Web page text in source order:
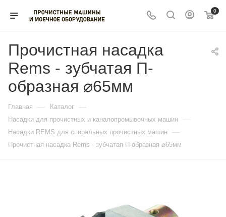
0
Прочистная насадка
Rems - зубчатая П-
образная ⌀65мм
Главная — Каталог —
Насадки для прочистных и каналопромывочных машин —
Насадки REMS для спиральных прочистных машин —
Прочистная насадка Rems - зубчатая П-образная ⌀65мм